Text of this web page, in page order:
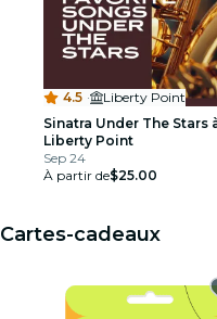
4.5 ·
Liberty Point
Sinatra Under The Stars
Liberty Point
Sep 24
À partir de$25.00
Cartes-cadeaux